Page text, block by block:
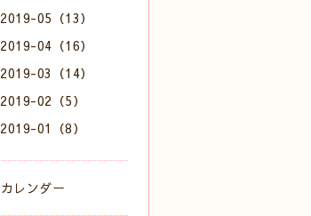
2019-05（13）
2019-04（16）
2019-03（14）
2019-02（5）
2019-01（8）
カレンダー